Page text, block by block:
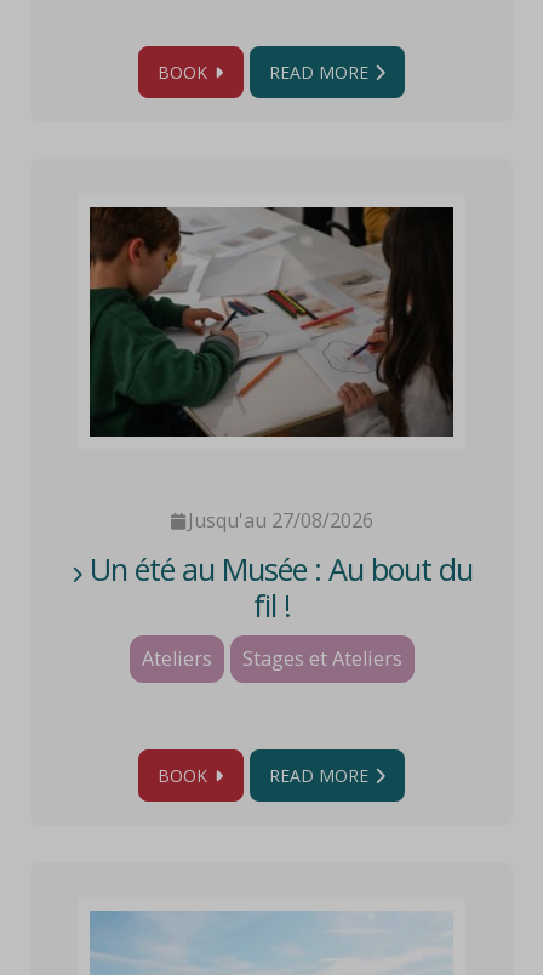
BOOK READ MORE
Jusqu'au 27/08/2026
Un été au Musée : Au bout du
fil !
Ateliers Stages et Ateliers
BOOK READ MORE